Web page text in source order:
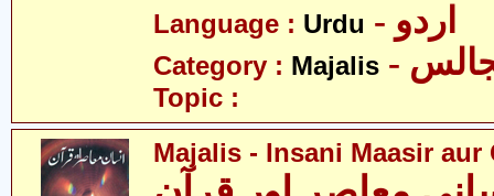
Language : Urdu - اردو
Category : Majalis
Topic :
Majalis - Insani Maasir aur